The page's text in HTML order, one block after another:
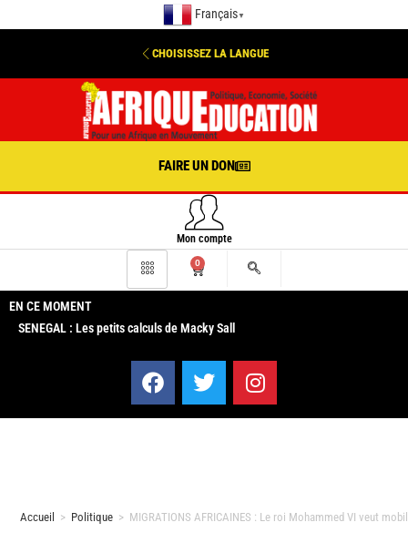
Français ▼
CHOISISSEZ LA LANGUE
FAIRE UN DON
Mon compte
0
EN CE MOMENT
SENEGAL : Les petits calculs de Macky Sall
Accueil > Politique > MIGRATIONS AFRICAINES : Le roi Mohammed VI veut